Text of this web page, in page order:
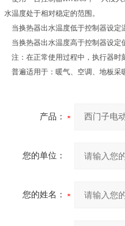
水温度处于相对稳定的范围。
当换热器出水温度低于控制器设定
当换热器出水温度高于控制器设定
注：在正常使用过程中，执行器时
普遍适用于：暖气、空调、地板采
产品：
您的单位：
您的姓名：